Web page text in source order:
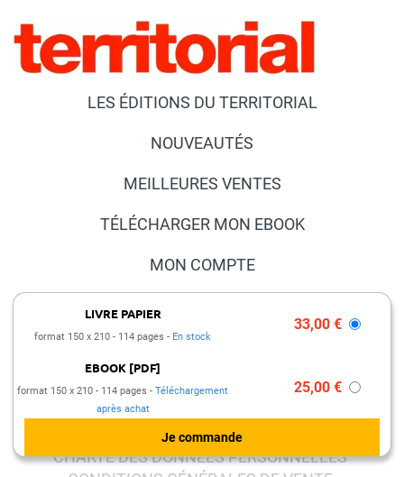
LIVRE PAPIER
format 150 x 210 114 pages En stock
33,00 €
EBOOK [PDF]
format 150 x 210 114 pages
Téléchargement
après achat
25,00 €
LES ÉDITIONS DU TERRITORIAL
NOUVEAUTÉS
MEILLEURES VENTES
TÉLÉCHARGER MON EBOOK
MON COMPTE
FAQ
PRESSE ET PARTENARIATS
MENTIONS LÉGALES
CHARTE DES DONNÉES PERSONNELLES